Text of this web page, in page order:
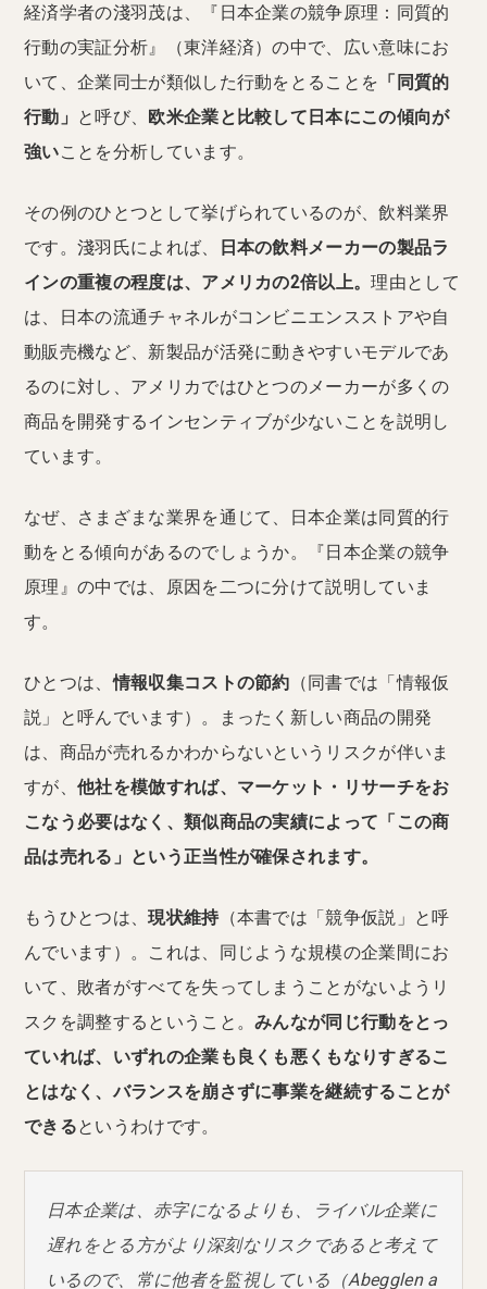
経済学者の淺羽茂は、『日本企業の競争原理：同質的
行動の実証分析』（東洋経済）の中で、広い意味にお
いて、企業同士が類似した行動をとることを 「同質的
行動」 と呼び、 欧米企業と比較して日本にこの傾向が
強いことを分析しています。
その例のひとつとして挙げられているのが、飲料業界
です。淺羽氏によれば、
日本の飲料メーカーの製品ラ
インの重複の程度は、アメリカの2倍以上。理由として
は、日本の流通チャネルがコンビニエンスストアや自
動販売機など、新製品が活発に動きやすいモデルであ
るのに対し、アメリカではひとつのメーカーが多くの
商品を開発するインセンティブが少ないことを説明し
ています。
なぜ、さまざまな業界を通じて、日本企業は同質的行
動をとる傾向があるのでしょうか。『日本企業の競争
原理』の中では、原因を二つに分けて説明していま
す。
ひとつは、情報収集コストの節約 （同書では「情報仮
説」と呼んでいます）。まったく新しい商品の開発
は、商品が売れるかわからないというリスクが伴いま
すが、 他社を模倣すれば、マーケット・リサーチをお
こなう必要はなく、類似商品の実績によって「この商
品は売れる」という正当性が確保されます。
もうひとつは、現状維持（本書では「競争仮説」と呼
んでいます）。これは、同じような規模の企業間にお
いて、敗者がすべてを失ってしまうことがないようリ
スクを調整するということ。みんなが同じ行動をとっ
ていれば、いずれの企業も良くも悪くもなりすぎるこ
とはなく、バランスを崩さずに事業を継続することが
できるというわけです。
日本企業は、赤字になるよりも、ライバル企業に
遅れをとる方がより深刻なリスクであると考えて
いるので、常に他者を監視している（Abegglen a